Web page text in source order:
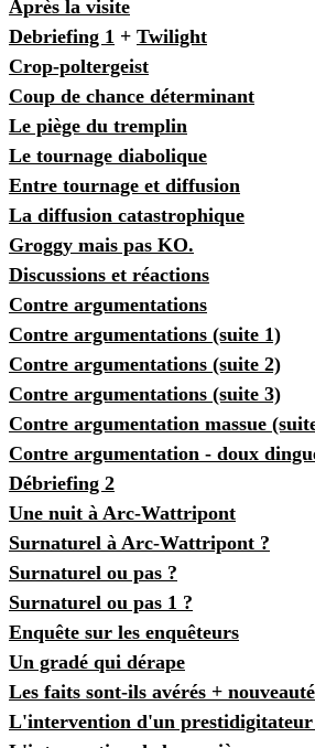
Après la visite
Debriefing 1 + Twilight
Crop-poltergeist
Coup de chance déterminant
Le piège du tremplin
Le tournage diabolique
Entre tournage et diffusion
La diffusion catastrophique
Groggy mais pas KO.
Discussions et réactions
Contre argumentations
Contre argumentations (suite 1)
Contre argumentations (suite 2)
Contre argumentations (suite 3)
Contre argumentation massue
Contre argumentation - doux
Débriefing 2
Une nuit à Arc-Wattripont
Surnaturel à Arc-Wattripont ?
Surnaturel ou pas ?
Surnaturel ou pas 1 ?
Enquête sur les enquêteurs
Un gradé qui dérape
Les faits sont-ils avérés +
L'intervention d'un prestidigitateur